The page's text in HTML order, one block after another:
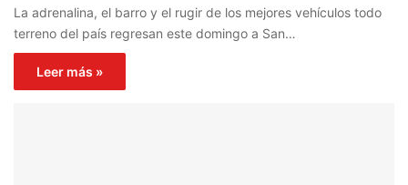
La adrenalina, el barro y el rugir de los mejores vehículos todo
terreno del país regresan este domingo a San…
Leer más »